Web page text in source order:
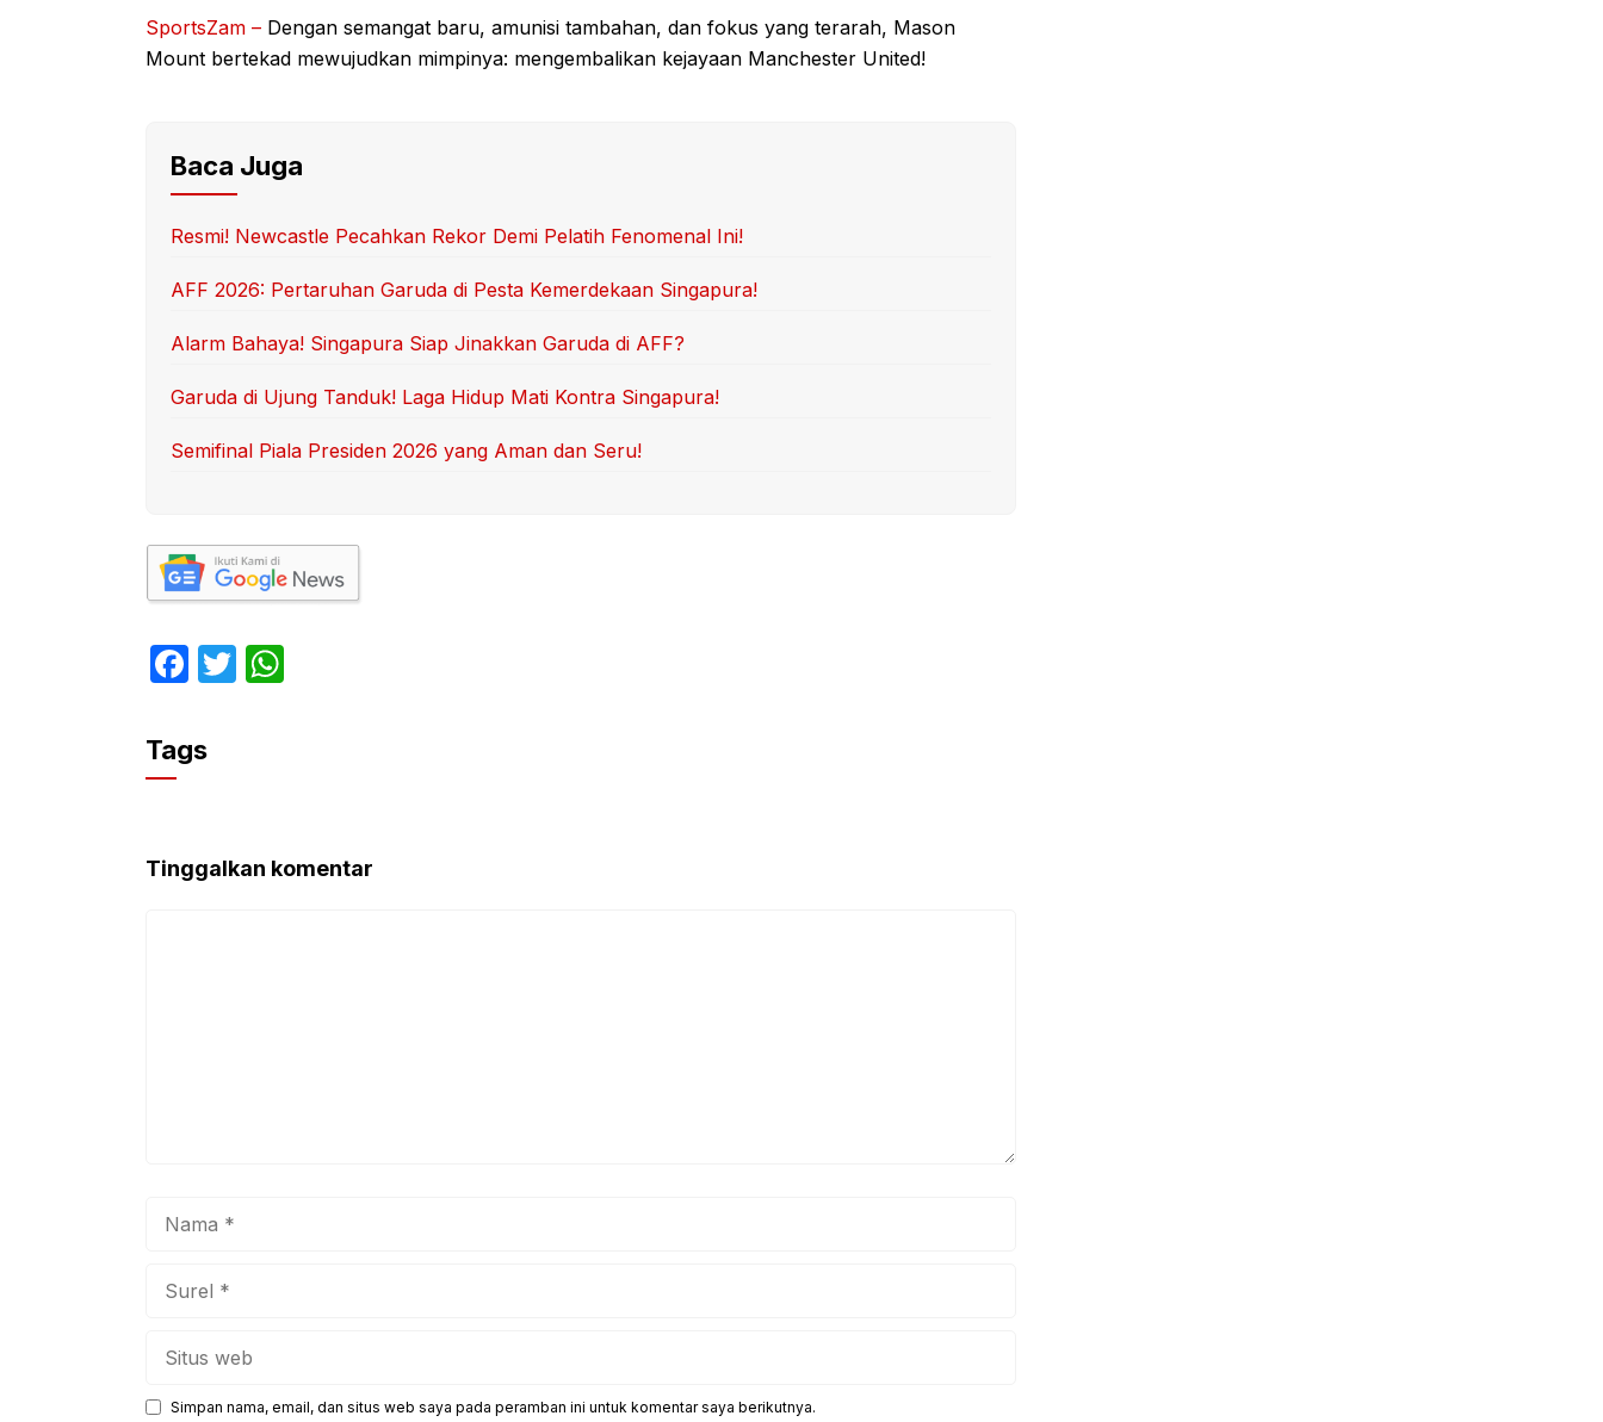
SportsZam – Dengan semangat baru, amunisi tambahan, dan fokus yang terarah, Mason
Mount bertekad mewujudkan mimpinya: mengembalikan kejayaan Manchester United!
Baca Juga
Resmi! Newcastle Pecahkan Rekor Demi Pelatih Fenomenal Ini!
AFF 2026: Pertaruhan Garuda di Pesta Kemerdekaan Singapura!
Alarm Bahaya! Singapura Siap Jinakkan Garuda di AFF?
Garuda di Ujung Tanduk! Laga Hidup Mati Kontra Singapura!
Semifinal Piala Presiden 2026 yang Aman dan Seru!
F
c
e
o
o
T
p
p
Tags
Tinggalkan komentar
Simpan nama, email, dan situs web saya pada peramban ini untuk komentar saya berikutnya.